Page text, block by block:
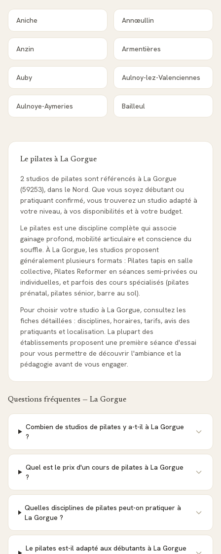
Aniche Annœullin
Anzin Armentières
Auby Aulnoy-lez-Valenciennes
Aulnoye-Aymeries Bailleul
Le pilates à La Gorgue
2 studios de pilates sont référencés à La Gorgue
(59253), dans le Nord. Que vous soyez débutant ou
pratiquant confirmé, vous trouverez un studio adapté à
votre niveau, à vos disponibilités et à votre budget.
Le pilates est une discipline complète qui associe
gainage profond, mobilité articulaire et conscience du
souffle. À La Gorgue, les studios proposent
généralement plusieurs formats : Pilates tapis en salle
collective, Pilates Reformer en séances semi-privées ou
individuelles, et parfois des cours spécialisés (pilates
prénatal, pilates sénior, barre au sol).
Pour choisir votre studio à La Gorgue, consultez les
fiches détaillées : disciplines, horaires, tarifs, avis des
pratiquants et localisation. La plupart des
établissements proposent une première séance d'essai
pour vous permettre de découvrir l'ambiance et la
pédagogie avant de vous engager.
Questions fréquentes — La Gorgue
Combien de studios de pilates y a-t-il à La Gorgue
?
Quel est le prix d'un cours de pilates à La Gorgue
?
Quelles disciplines de pilates peut-on pratiquer à
La Gorgue ?
Le pilates est-il adapté aux débutants à La Gorgue